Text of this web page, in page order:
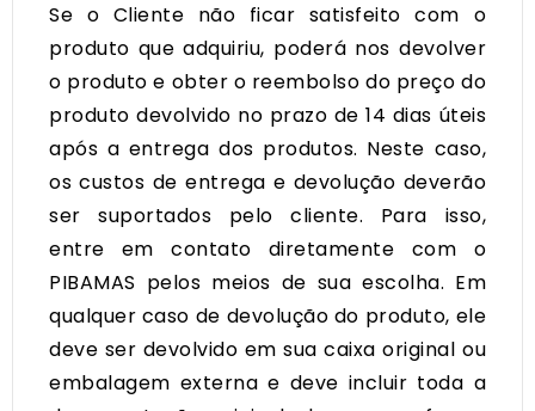
Se o Cliente não ficar satisfeito com o
produto que adquiriu, poderá nos devolver
o produto e obter o reembolso do preço do
produto devolvido no prazo de 14 dias úteis
após a entrega dos produtos. Neste caso,
os custos de entrega e devolução deverão
ser suportados pelo cliente. Para isso,
entre em contato diretamente com o
PIBAMAS pelos meios de sua escolha. Em
qualquer caso de devolução do produto, ele
deve ser devolvido em sua caixa original ou
embalagem externa e deve incluir toda a